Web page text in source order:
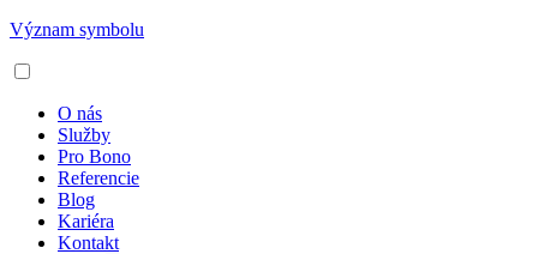
Význam symbolu
O nás
Služby
Pro Bono
Referencie
Blog
Kariéra
Kontakt